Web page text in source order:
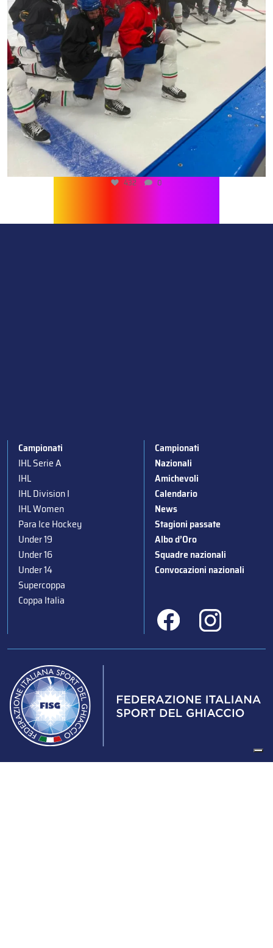
432 0
Campionati
IHL Serie A
IHL
IHL Division I
IHL Women
Para Ice Hockey
Under 19
Under 16
Under 14
Supercoppa
Coppa Italia
Campionati
Nazionali
Amichevoli
Calendario
News
Stagioni passate
Albo d’Oro
Squadre nazionali
Convocazioni nazionali